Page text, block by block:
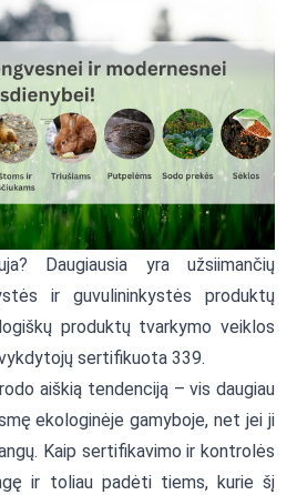
Daugiausia yra užsiimančių
ir guvulininkystės produktų
produktų tvarkymo veiklos
sertifikuota 339.
aiškią tendenciją – vis daugiau
ekologinėje gamyboje, net jei ji
Kaip sertifikavimo ir kontrolės
ir toliau padėti tiems, kurie šį